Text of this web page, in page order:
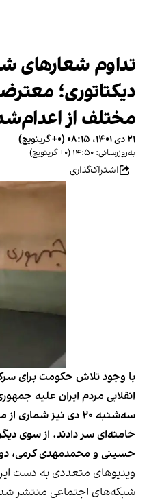
تداوم شعارهای
دیکتاتوری؛
مختلف از
۲۱ دی ۱۴۰۱، ۰۸:۱۵ (‎+۰ گرینویچ)
به‌روزرسانی: ۱۴:۵۰ (‎+۰ گرینویچ)
اشتراک‌گذاری
با وجود تلاش حکومت برای
انقلابی مردم ایران علیه
سه‌شنبه ۲۰ دی نیز
خامنه‌ای سر دادند. از سوی
حسینی و محمدمهدی کرمی، دو
ویدیوهای متعددی به دست
شبکه‌های اجتماعی منتشر